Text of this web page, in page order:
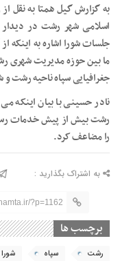
به گزارش گیل همتا به نقل
اسلامی شهر رشت در دیدار
جلسات شورا اشاره به اینکه
ما بین حوزه مدیریت شهری
جغرافیایی سپاه ناحیه
نادر حسینی با بیان اینکه
رشت بیش از پیش خدمات
را مضاعف کرد.
به اشتراک بگذارید :
?p=1162
برچسب ها
رشت سپاه